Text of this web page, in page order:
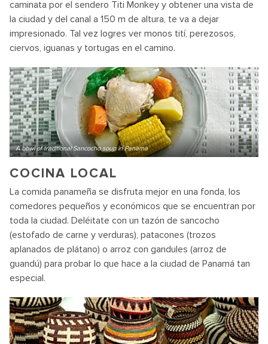
caminata por el sendero Titi Monkey y obtener una vista de
la ciudad y del canal a 150 m de altura, te va a dejar
impresionado. Tal vez logres ver monos tití, perezosos,
ciervos, iguanas y tortugas en el camino.
A bowl of traditional Sancocho soup in Panama
COCINA LOCAL
La comida panameña se disfruta mejor en una fonda, los
comedores pequeños y económicos que se encuentran por
toda la ciudad. Deléitate con un tazón de sancocho
(estofado de carne y verduras), patacones (trozos
aplanados de plátano) o arroz con gandules (arroz de
guandú) para probar lo que hace a la ciudad de Panamá tan
especial.